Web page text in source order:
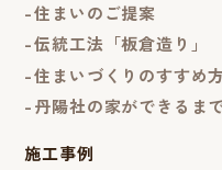
住まいのご提案
伝統工法「板倉造り」
住まいづくりのすすめ方
丹陽社の家ができるま
施工事例